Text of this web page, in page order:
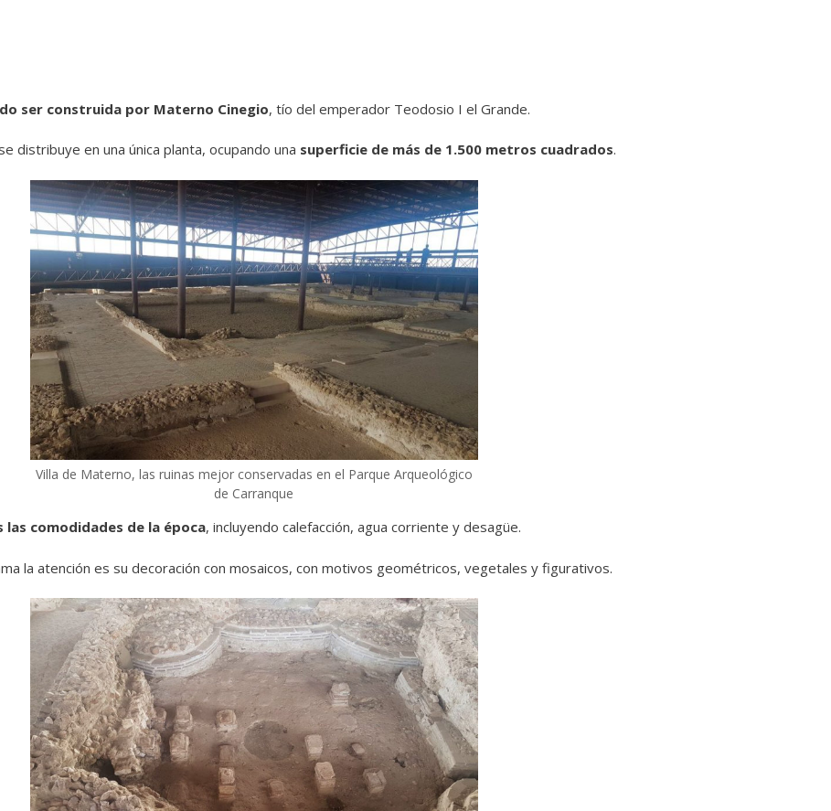
ser construida por Materno Cinegio, tío del emperador Teodosio I el Grande.
distribuye en una única planta, ocupando una superficie de más de 1.500 metros cuadrados.
Villa de Materno, las ruinas mejor conservadas en el Parque Arqueológico
de Carranque
las comodidades de la época, incluyendo calefacción, agua corriente y desagüe.
la atención es su decoración con mosaicos, con motivos geométricos, vegetales y figurativos.